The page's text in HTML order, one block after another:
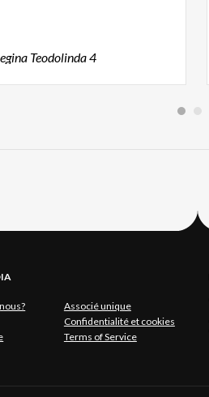
Teodolinda4
Associé unique
Confidentialité et cookies
Terms of Service